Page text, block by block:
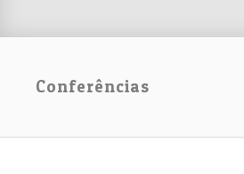
Conferências